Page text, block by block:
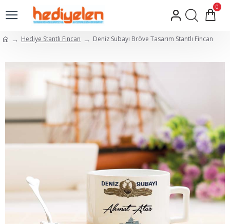
0
Hediye Stantlı Fincan Deniz Subayı Bröve Tasarım Stantlı Fincan